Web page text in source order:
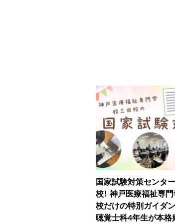
国家試験対策センタ
校！ 神戸医療福祉専
校だけの特別ガイダ
聴覚士科4年生が本格